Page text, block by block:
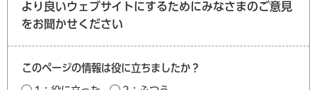
より良いウェブサイトにするためにみなさまのご意見
をお聞かせください
このページの情報は役に立ちましたか？